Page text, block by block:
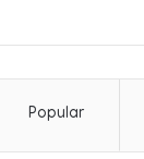
Popular